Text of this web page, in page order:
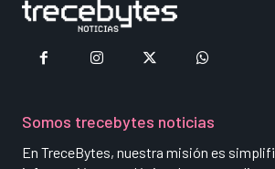
Somos trecebytes noticias
En TreceBytes, nuestra misión es